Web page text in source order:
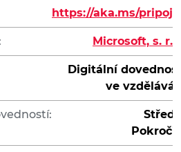
https://aka.ms/
Microsoft, s. r.
Digitální
ve